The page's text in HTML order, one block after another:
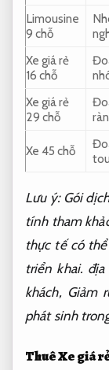
Limousine
9 chỗ
Xe giá rẻ
16 chỗ
Xe giá rẻ
29 chỗ
Xe 45 chỗ
Lưu ý: Gói
tính tham
thực tế có
triển khai.
khách, Giảm
phát sinh
Thuê Xe giá